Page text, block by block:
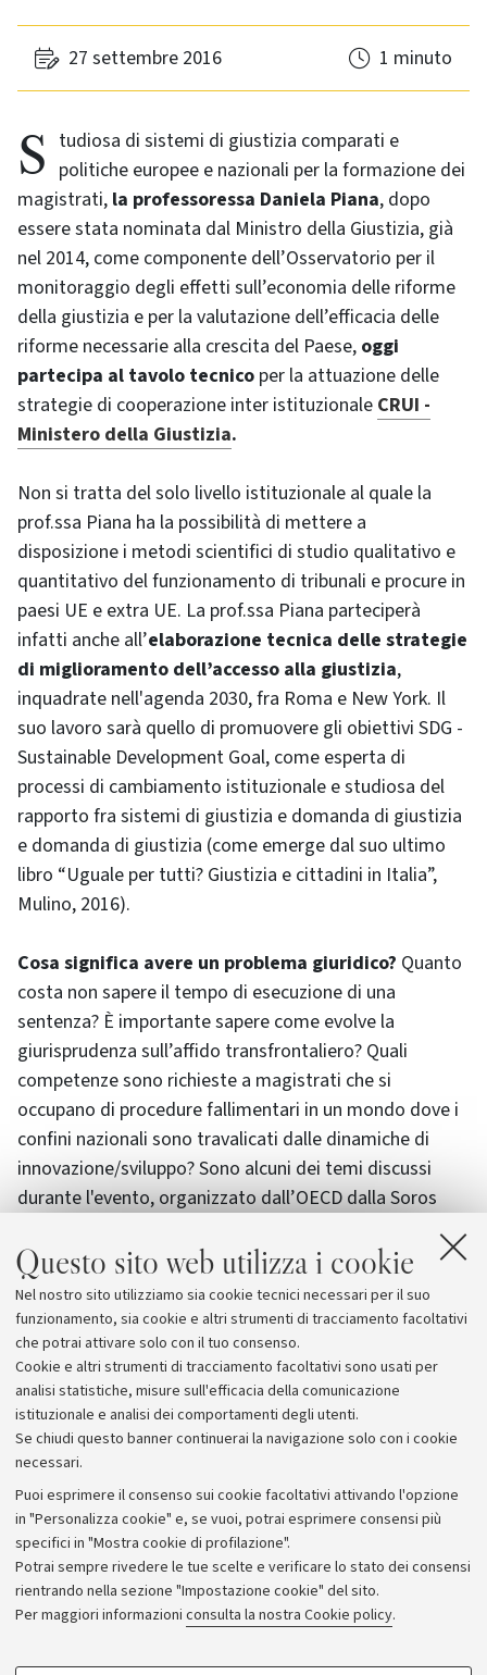
Questo sito web utilizza i cookie
Nel nostro sito utilizziamo sia cookie tecnici necessari per il suo
funzionamento, sia cookie e altri strumenti di tracciamento facoltativi
che potrai attivare solo con il tuo consenso.
Cookie e altri strumenti di tracciamento facoltativi sono usati per
analisi statistiche, misure sull'efficacia della comunicazione
istituzionale e analisi dei comportamenti degli utenti.
Se chiudi questo banner continuerai la navigazione solo con i cookie
necessari.
Puoi esprimere il consenso sui cookie facoltativi attivando l'opzione
in "Personalizza cookie" e, se vuoi, potrai esprimere consensi più
specifici in "Mostra cookie di profilazione".
Potrai sempre rivedere le tue scelte e verificare lo stato dei consensi
rientrando nella sezione "Impostazione cookie" del sito.
Per maggiori informazioni consulta la nostra Cookie policy.
27 settembre 2016 1 minuto
Studiosa di sistemi di giustizia comparati e politiche europee e nazionali per la formazione dei
magistrati, la professoressa Daniela Piana, dopo
essere stata nominata dal Ministro della Giustizia, già
nel 2014, come componente dell’Osservatorio per il
monitoraggio degli effetti sull’economia delle riforme
della giustizia e per la valutazione dell’efficacia delle
riforme necessarie alla crescita del Paese, oggi
partecipa al tavolo tecnico per la attuazione delle
strategie di cooperazione inter istituzionale CRUI -
Ministero della Giustizia.
Non si tratta del solo livello istituzionale al quale la
prof.ssa Piana ha la possibilità di mettere a
disposizione i metodi scientifici di studio qualitativo e
quantitativo del funzionamento di tribunali e procure in
paesi UE e extra UE. La prof.ssa Piana parteciperà
infatti anche all’elaborazione tecnica delle strategie
di miglioramento dell’accesso alla giustizia,
inquadrate nell'agenda 2030, fra Roma e New York. Il
suo lavoro sarà quello di promuovere gli obiettivi SDG -
Sustainable Development Goal, come esperta di
processi di cambiamento istituzionale e studiosa del
rapporto fra sistemi di giustizia e domanda di giustizia
e domanda di giustizia (come emerge dal suo ultimo
libro “Uguale per tutti? Giustizia e cittadini in Italia”,
Mulino, 2016).
Cosa significa avere un problema giuridico? Quanto
costa non sapere il tempo di esecuzione di una
sentenza? È importante sapere come evolve la
giurisprudenza sull’affido transfrontaliero? Quali
competenze sono richieste a magistrati che si
occupano di procedure fallimentari in un mondo dove i
confini nazionali sono travalicati dalle dinamiche di
innovazione/sviluppo? Sono alcuni dei temi discussi
durante l'evento, organizzato dall’OECD dalla Soros
Foundation, al quale ha partecipato la docente Unibo,
nella settimana della Assemblea generale delle Nazioni
Unite, lo scorso 15 settembre, “Levering the SDGs for
Inclusive Growth: Delivering Access to Justice for
All”.
Archivio
Comunicati stampa
Redazione
Rassegna stampa